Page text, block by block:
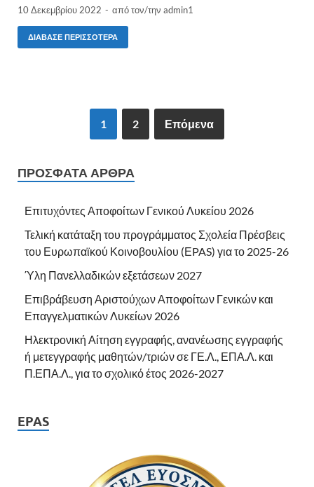
10 Δεκεμβρίου 2022 - από τον/την admin1
ΔΙΆΒΑΣΕ ΠΕΡΙΣΣΌΤΕΡΑ
1 2 Επόμενα
ΠΡΌΣΦΑΤΑ ΆΡΘΡΑ
Επιτυχόντες Αποφοίτων Γενικού Λυκείου 2026
Τελική κατάταξη του προγράμματος Σχολεία Πρέσβεις
του Ευρωπαϊκού Κοινοβουλίου (ΕPAS) για το 2025-26
Ύλη Πανελλαδικών εξετάσεων 2027
Επιβράβευση Αριστούχων Αποφοίτων Γενικών και
Επαγγελματικών Λυκείων 2026
Ηλεκτρονική Αίτηση εγγραφής, ανανέωσης εγγραφής
ή μετεγγραφής μαθητών/τριών σε ΓΕ.Λ., ΕΠΑ.Λ. και
Π.ΕΠΑ.Λ., για το σχολικό έτος 2026-2027
EPAS